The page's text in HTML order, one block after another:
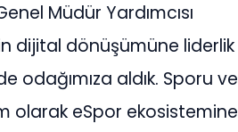
Müdür Yardımcısı
dijital dönüşümüne liderlik
aldık. Sporu ve
olarak eSpor ekosistemine